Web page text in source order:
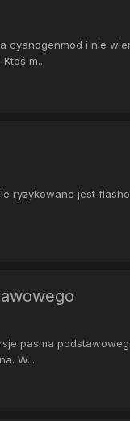
cyanogenmod i nie
m...
ryzykowane jest
pasma
W...